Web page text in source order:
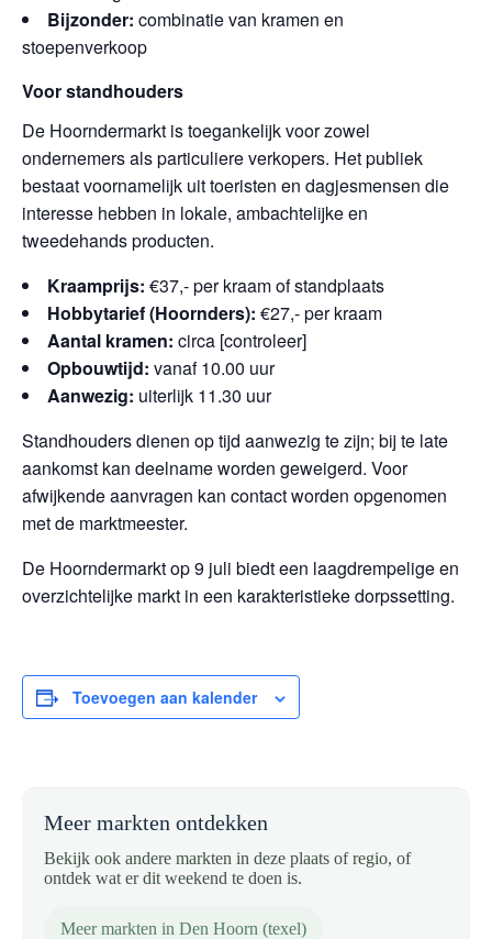
Bijzonder: combinatie van kramen en
stoepenverkoop
Voor standhouders
De Hoorndermarkt is toegankelijk voor zowel
ondernemers als particuliere verkopers. Het publiek
bestaat voornamelijk uit toeristen en dagjesmensen die
interesse hebben in lokale, ambachtelijke en
tweedehands producten.
Kraamprijs: €37,- per kraam of standplaats
Hobbytarief (Hoornders): €27,- per kraam
Aantal kramen: circa [controleer]
Opbouwtijd: vanaf 10.00 uur
Aanwezig: uiterlijk 11.30 uur
Standhouders dienen op tijd aanwezig te zijn; bij te late
aankomst kan deelname worden geweigerd. Voor
afwijkende aanvragen kan contact worden opgenomen
met de marktmeester.
De Hoorndermarkt op 9 juli biedt een laagdrempelige en
overzichtelijke markt in een karakteristieke dorpssetting.
Toevoegen aan kalender
Meer markten ontdekken
Bekijk ook andere markten in deze plaats of regio, of
ontdek wat er dit weekend te doen is.
Meer markten in Den Hoorn (texel)